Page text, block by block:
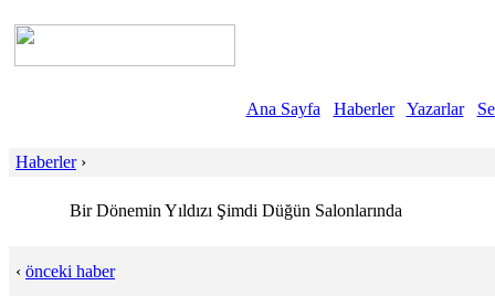
Ana Sayfa Haberler Yazarlar
Haberler›
Bir Dönemin Yıldızı Şimdi Düğün Salonlarında
‹ önceki haber